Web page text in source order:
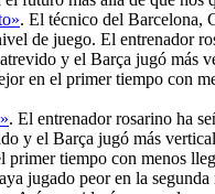
. El técnico del Barcelona,
de juego. El entrenador
y el Barça jugó
en el primer tiempo con
. El entrenador rosarino ha
y el Barça jugó más
tiempo con menos
jugado peor en la